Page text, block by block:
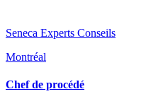
Seneca Experts Conseils
Montréal
Chef de procédé